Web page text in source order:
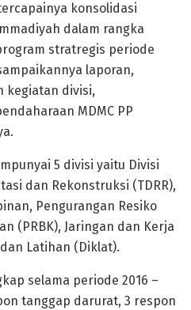
konsolidasi
dalam rangka
stratregis periode
laporan,
kegiatan divisi,
MDMC PP
5 divisi yaitu Divisi
dan Rekonstruksi (TDRR),
Pengurangan Resiko
(PRBK), Jaringan dan Kerja
Latihan (Diklat).
selama periode 2016 –
tanggap darurat, 3 respon